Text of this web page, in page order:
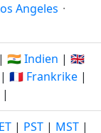
Angeles ·
| 🇮🇳 Indien | 🇬🇧
| 🇫🇷 Frankrike |
|
| PST | MST |